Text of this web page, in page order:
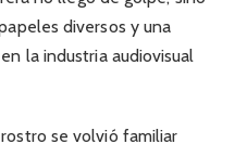
diversos y una
la industria audiovisual
se volvió familiar